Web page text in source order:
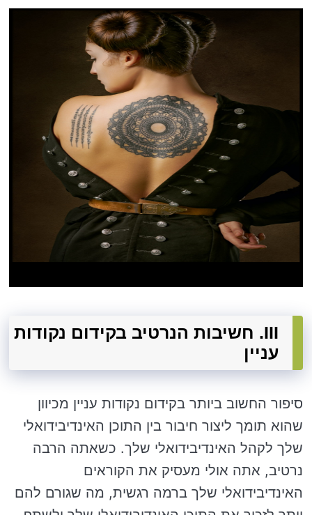
III. חשיבות הנרטיב בקידום נקודות
עניין
סיפור החשוב ביותר בקידום נקודות עניין מכיוון
שהוא תומך ליצור חיבור בין התוכן האינדיבידואלי
שלך לקהל האינדיבידואלי שלך. כשאתה הרבה
נרטיב, אתה אולי מעסיק את הקוראים
האינדיבידואלי שלך ברמה רגשית, מה שגורם להם